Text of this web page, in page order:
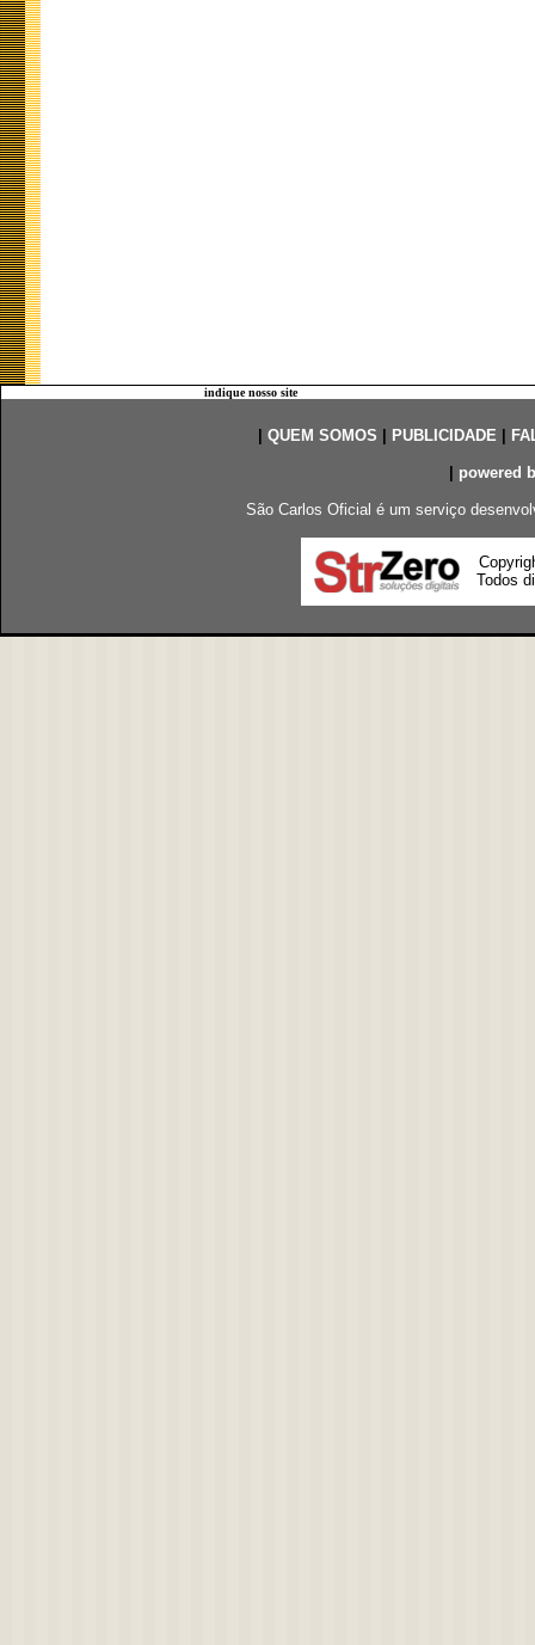
indique nosso site
QUEM SOMOS PUBLICIDADE|
powered
São Carlos Oficial é um serviço
Todos